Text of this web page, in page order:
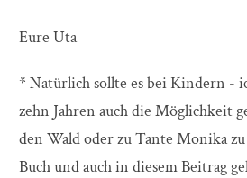
Eure Uta
* Natürlich sollte es bei Kindern -
zehn Jahren auch die Möglichkeit
den Wald oder zu Tante Monika
Buch und auch in diesem Beitrag